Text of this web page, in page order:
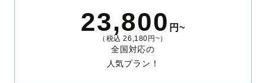
整。自然な雰囲気を残しつつも、おしゃれで洗練された仕上がり
に。きっと「こんな写真を撮ってほしかった！」と思える一枚に
出会えます。まずは、ラブグラフの撮影事例
23,800 円~
（税込 26,180円~）
全国対応の
人気プラン！